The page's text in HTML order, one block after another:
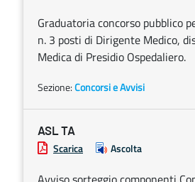
Graduatoria concorso pubblico
n. 3 posti di Dirigente Medico,
Medica di Presidio Ospedaliero.
Sezione:Concorsi e Avvisi
ASL TA
Scarica Ascolta